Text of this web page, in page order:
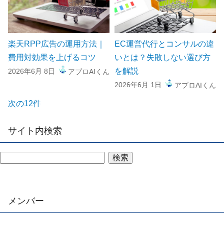
楽天RPP広告の運用方法｜
費用対効果を上げるコツ
2026年6月 8日 アプロAIくん
EC運営代行とコンサルの違
いとは？失敗しない選び方
を解説
2026年6月 1日 アプロAIくん
次の12件
サイト内検索
検索
メンバー